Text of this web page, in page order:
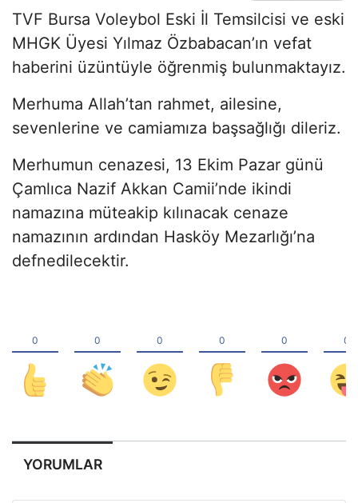
TVF Bursa Voleybol Eski İl Temsilcisi ve eski
MHGK Üyesi Yılmaz Özbabacan’ın vefat
haberini üzüntüyle öğrenmiş bulunmaktayız.
Merhuma Allah’tan rahmet, ailesine,
sevenlerine ve camiamıza başsağlığı dileriz.
Merhumun cenazesi, 13 Ekim Pazar günü
Çamlıca Nazif Akkan Camii’nde ikindi
namazına müteakip kılınacak cenaze
namazının ardından Hasköy Mezarlığı’na
defnedilecektir.
YORUMLAR